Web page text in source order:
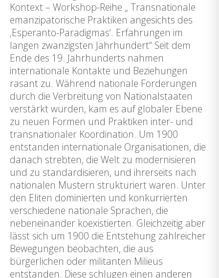
Kontext – Workshop-Reihe „ Transnationale
emanzipatorische Praktiken angesichts des
‚Esperanto-Paradigmas‘. Erfahrungen im
langen zwanzigsten Jahrhundert“ Seit dem
Ende des 19. Jahrhunderts nahmen
internationale Kontakte und Beziehungen
rasant zu. Während nationale Forderungen
durch die Verbreitung von Nationalstaaten
verstärkt wurden, kam es auf globaler Ebene
zu neuen Formen und Praktiken inter- und
transnationaler Koordination. Um 1900
entstanden internationale Organisationen, die
danach strebten, die Welt zu modernisieren
und zu standardisieren, und ihrerseits nach
nationalen Mustern strukturiert waren. Unter
den Eliten dominierten und konkurrierten
verschiedene nationale Sprachen, die
nebeneinander koexistierten. Gleichzeitig aber
lässt sich um 1900 die Entstehung zahlreicher
Bewegungen beobachten, die aus
bürgerlichen oder militanten Milieus
entstanden. Diese schlugen einen anderen